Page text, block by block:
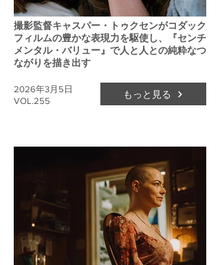
撮影監督キャスパー・トゥクセンがコダック
フィルムの豊かな表現力を駆使し、『センチ
メンタル・バリュー』で人と人との純粋なつ
ながりを描き出す
VOL.255
2026年3月5日 もっと見る